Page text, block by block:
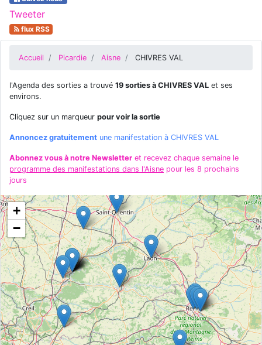
Tweeter
flux RSS
Accueil Picardie Aisne CHIVRES VAL
l'Agenda des sorties a trouvé 19 sorties à CHIVRES VAL et ses
environs.
Cliquez sur un marqueur pour voir la sortie
Annoncez gratuitement une manifestation à CHIVRES VAL
Abonnez vous à notre Newsletter et recevez chaque semaine le
programme des manifestations dans l'Aisne pour les 8 prochains
jours
+
−